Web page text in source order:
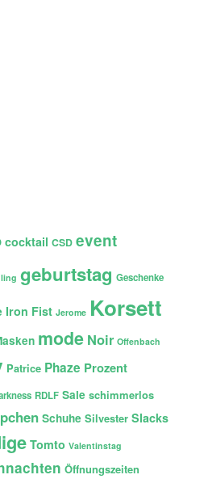
cocktail CSD event
geburtstag Geschenke
Iron Fist Jerome Korsett
mode Noir Offenbach
Patrice Phaze Prozent
RDLF Sale schimmerlos
Schuhe Silvester Slacks
Tomto Valentinstag
Öffnungszeiten